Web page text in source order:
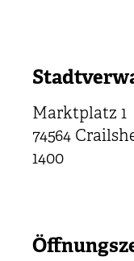
Marktplatz 1
74564
1400